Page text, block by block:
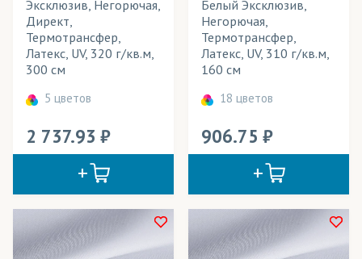
Маски защитные
Мебель
Мобильные конструкции
Модульные картины
Надувные конструкции
Наружная реклама
Обивка игровых столов
Обои
Эксклюзив, Негорючая,
Директ,
Термотрансфер,
Латекс, UV, 320 г/кв.м,
300 см
5 цветов
2 737.93
Белый Эксклюзив,
Негорючая,
Термотрансфер,
Латекс, UV, 310 г/кв.м,
160 см
18 цветов
906.75